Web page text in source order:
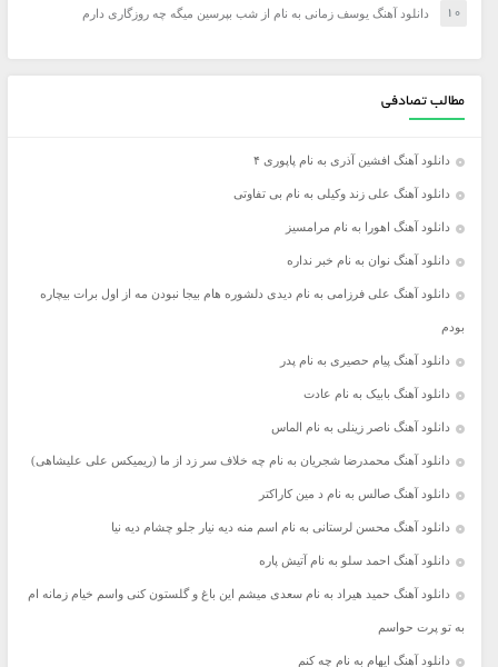
دانلود آهنگ یوسف زمانی به نام از شب بپرسین میگه چه روزگاری دارم
مطالب تصادفی
دانلود آهنگ افشین آذری به نام پاپوری ۴
دانلود آهنگ علی زند وکیلی به نام بی تفاوتی
دانلود آهنگ اهورا به نام مرامسیز
دانلود آهنگ نوان به نام خبر نداره
دانلود آهنگ علی فرزامی به نام دیدی دلشوره هام بیجا نبودن مه از اول برات بیچاره
بودم
دانلود آهنگ پیام حصیری به نام پدر
دانلود آهنگ بابیک به نام عادت
دانلود آهنگ ناصر زینلی به نام الماس
دانلود آهنگ محمدرضا شجریان به نام چه خلاف سر زد از ما (ریمیکس علی علیشاهى)
دانلود آهنگ صالس به نام د مین کاراکتر
دانلود آهنگ محسن لرستانی به نام اسم منه دیه نیار جلو چشام دیه نیا
دانلود آهنگ احمد سلو به نام آتیش پاره
دانلود آهنگ حمید هیراد به نام سعدی میشم این باغ و گلستون کنی واسم خیام زمانه ام
به تو پرت حواسم
دانلود آهنگ ایهام به نام چه کنم